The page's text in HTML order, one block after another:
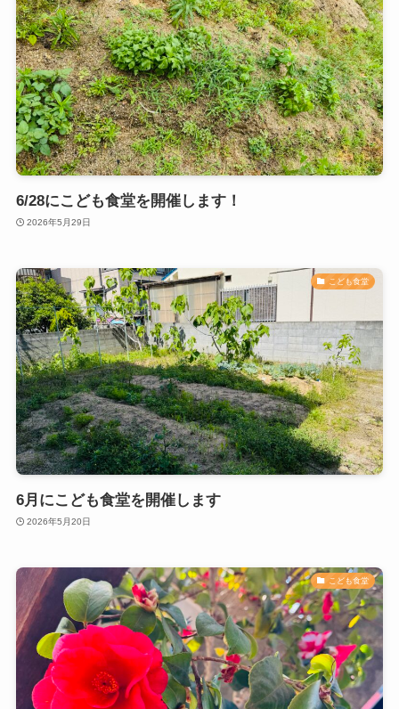
6/28にこども食堂を開催します！
2026年5月29日
こども食堂
6月にこども食堂を開催します
2026年5月20日
こども食堂